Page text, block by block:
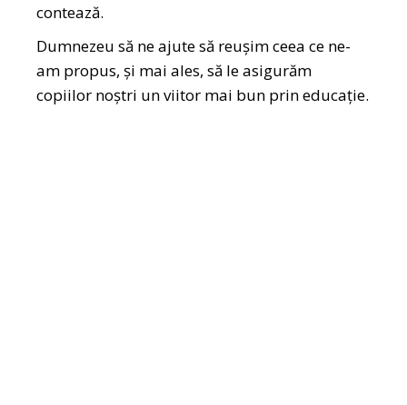
contează.
Dumnezeu să ne ajute să reușim ceea ce ne-
am propus, și mai ales, să le asigurăm
copiilor noștri un viitor mai bun prin educație.